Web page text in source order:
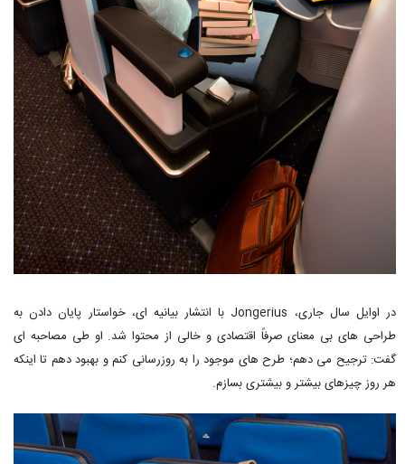
در اوایل سال جاری، Jongerius با انتشار بیانیه ای، خواستار پایان دادن به
طراحی های بی معنای صرفاً اقتصادی و خالی از محتوا شد. او طی مصاحبه ای
گفت: ترجیح می دهم؛ طرح های موجود را به روزرسانی کنم و بهبود دهم تا اینکه
هر روز چیزهای بیشتر و بیشتری بسازم.